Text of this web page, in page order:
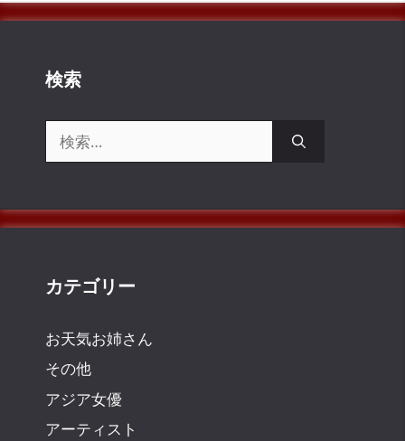
検索
索:
カテゴリー
お天気お姉さん
その他
アジア女優
アーティスト